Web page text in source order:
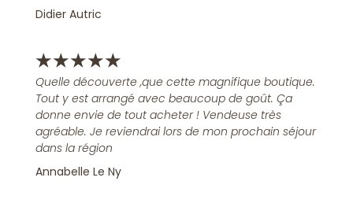
Didier Autric
★★★★★
Quelle découverte ,que cette magnifique boutique.
Tout y est arrangé avec beaucoup de goût. Ça
donne envie de tout acheter ! Vendeuse très
agréable. Je reviendrai lors de mon prochain séjour
dans la région
Annabelle Le Ny